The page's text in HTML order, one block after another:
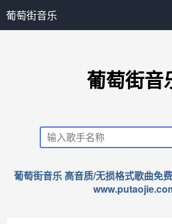
葡萄街音乐
葡萄街音
葡萄街音乐 高音质/无损格式歌曲免